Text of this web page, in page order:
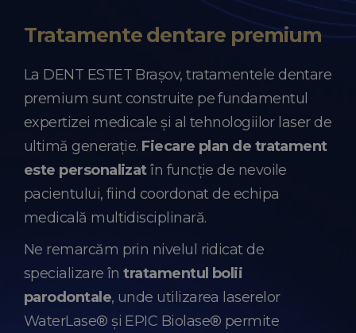
Tratamente dentare premium
La DENT ESTET Brașov, tratamentele dentare
premium sunt construite pe fundamentul
expertizei medicale și al tehnologiilor laser de
ultimă generație. Fiecare plan de tratament
este personalizatîn funcție de nevoile
pacientului, fiind coordonat de echipa
medicală multidisciplinară.
Ne remarcăm prin nivelul ridicat de
specializare întratamentul bolii
parodontale, unde utilizarea laserelor
WaterLase® și EPIC Biolase® permite